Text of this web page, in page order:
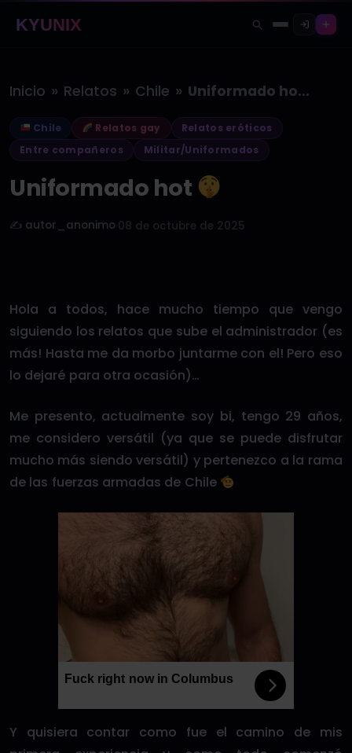
KYUNIX
Inicio » Relatos » Chile » Uniformado hot
Chile Relatos gay
Relatos eróticos
Entre compañeros
Militar/Uniformados
Uniformado hot
✍️ autor_anonimo 08 de octubre de 2025
Hola a todos, hace mucho tiempo que vengo
siguiendo los relatos que sube el administrador (es
más! Hasta me da morbo juntarme con el! Pero eso
lo dejaré para otra ocasión)…
Me presento, actualmente soy bi, tengo 29 años,
me considero versátil (ya que se puede disfrutar
mucho más siendo versátil) y pertenezco a la rama
de las fuerzas armadas de Chile
Fuck right now in Columbus
Y quisiera contar como fue el camino de mis